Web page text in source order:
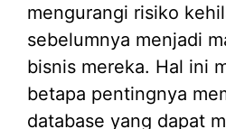
mengurangi risiko
sebelumnya menjadi
bisnis mereka. Hal ini
betapa pentingnya
database yang dapat